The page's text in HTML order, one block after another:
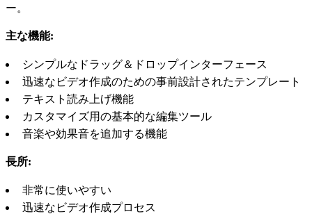
ー。
主な機能:
シンプルなドラッグ＆ドロップインターフェース
迅速なビデオ作成のための事前設計されたテンプレート
テキスト読み上げ機能
カスタマイズ用の基本的な編集ツール
音楽や効果音を追加する機能
長所:
非常に使いやすい
迅速なビデオ作成プロセス